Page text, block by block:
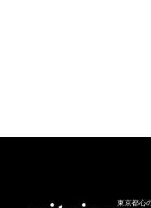
東京都心